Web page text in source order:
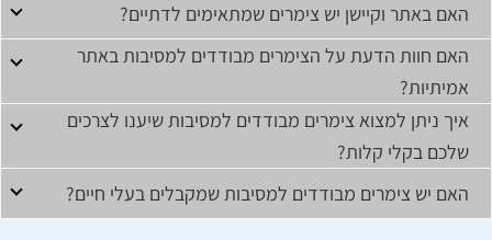
האם באתר וקיישן יש צימרים שמתאימים לדתיים?
האם חוות הדעת על הצימרים מבודדים למסיבות באתר
אמיתיות?
איך ניתן למצוא צימרים מבודדים למסיבות שיענו לצרכים
שלכם בקלי קלות?
האם יש צימרים מבודדים למסיבות שמקבלים בעלי חיים?